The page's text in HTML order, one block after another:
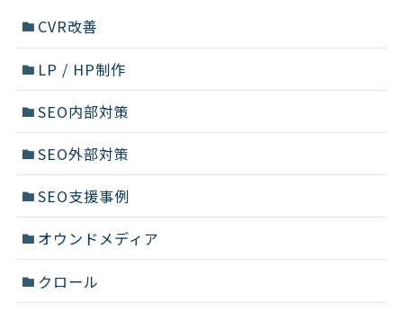
CVR改善
LP / HP制作
SEO内部対策
SEO外部対策
SEO支援事例
オウンドメディア
クロール